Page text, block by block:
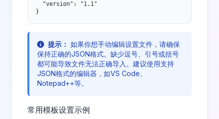
  "version": "1.1"
}
提示： 如果你想手动编辑设置文件，请确保
保持正确的JSON格式。缺少逗号、引号或括号
都可能导致文件无法正确导入。建议使用支持
JSON格式的编辑器，如VS Code、
Notepad++等。
常用模板设置示例